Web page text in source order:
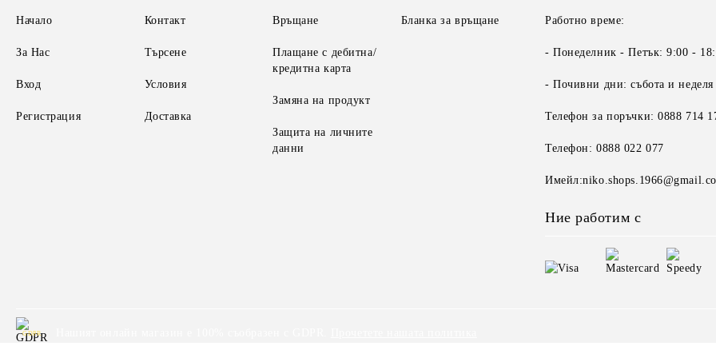
Начало
За Нас
Вход
Регистрация
Контакт
Търсене
Условия
Доставка
Връщане
Плащане с дебитна/
кредитна карта
Замяна на продукт
Защита на личните
данни
Бланка за връщане Работно време:
- Понеделник - Петък: 9:00 -
- Почивни дни: събота и неделя
Телефон за поръчки: 0888 714
Телефон: 0888 022 077
Ние работим с
GDPR